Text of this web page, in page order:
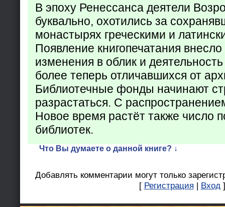
В эпоху Ренессанса деятели
буквально, охотились за
монастырях греческими и
Появление книгопечатания
изменения в облик и
более теперь отличавшихся от
Библиотечные фонды начинают
разрастаться. С
Новое время растёт также число
библиотек.
Что Вы думаете о данной книге? ↓
Добавлять комментарии могут только
[ Регистрация | Вход ]